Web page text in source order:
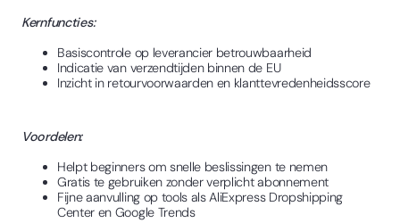
Kernfuncties:
Basiscontrole op leverancier betrouwbaarheid
Indicatie van verzendtijden binnen de EU
Inzicht in retourvoorwaarden en klanttevredenheidsscore
Voordelen:
Helpt beginners om snelle beslissingen te nemen
Gratis te gebruiken zonder verplicht abonnement
Fijne aanvulling op tools als AliExpress Dropshipping
Center en Google Trends